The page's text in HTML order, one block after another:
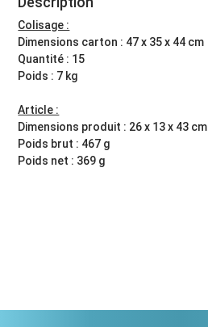
Colisage :
Dimensions carton : 47 x 35 x 44 cm
Quantité : 15
Poids : 7 kg
Article :
Dimensions produit : 26 x 13 x 43 cm
Poids brut : 467 g
Poids net : 369 g